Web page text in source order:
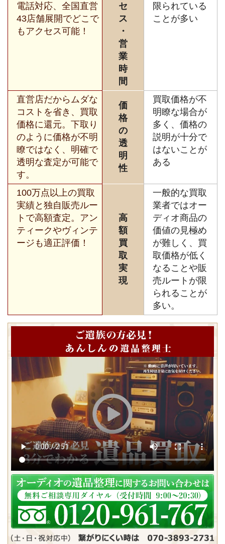
電話対応、全国直営
43店舗展開でどこで
もアクセス可能！
セ
ス
・
営
業
時
間
限られている
ことが多い
直営店だからムダな
コストを省き、買取
価格に還元。下取り
のように価格が不明
瞭ではなく、明確で
透明な査定が可能で
す。
価
格
の
透
明
性
買取価格が不
明瞭な場合が
多く、価格の
説明が十分で
はないことが
ある
100万点以上の買取
実績と独自販売ルー
トで高額査定。アン
ティークやヴィンテ
ージも適正評価！
高
額
買
取
実
現
一般的な買取
業者ではオー
ディオ商品の
価値の見極め
が難しく、買
取価格が低く
なることや販
売ルートが限
られることが
多い。